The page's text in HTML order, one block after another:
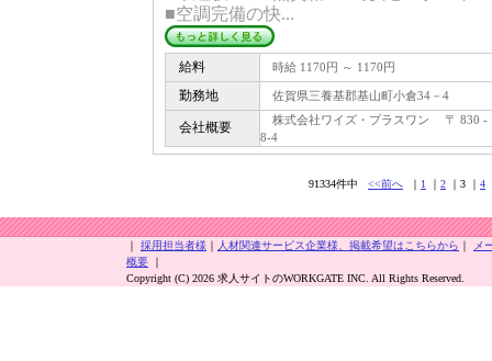
■空調完備の快...
給料 時給 1170円 ～ 1170円
勤務地 佐賀県三養基郡基山町小倉34－4
会社概要
株式会社ワイズ・プラスワン 〒 830 -
8-4
91334件中 <<前へ ｜ 1 ｜ 2 ｜3 ｜ 4
｜ 採用担当者様 ｜ 人材関連サービス企業様、掲載希望はこちらから ｜
メ
概要 ｜
Copyright (C) 2026 求人サイトのWORKGATE INC. All Rights Reserved.